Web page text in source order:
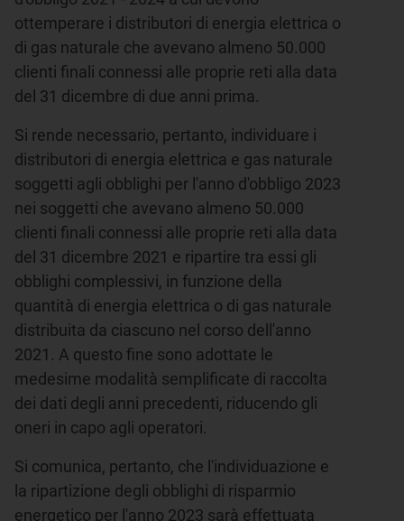
ottemperare i distributori di energia elettrica o
di gas naturale che avevano almeno 50.000
clienti finali connessi alle proprie reti alla data
del 31 dicembre di due anni prima.
Si rende necessario, pertanto, individuare i
distributori di energia elettrica e gas naturale
soggetti agli obblighi per l'anno d'obbligo 2023
nei soggetti che avevano almeno 50.000
clienti finali connessi alle proprie reti alla data
del 31 dicembre 2021 e ripartire tra essi gli
obblighi complessivi, in funzione della
quantità di energia elettrica o di gas naturale
distribuita da ciascuno nel corso dell'anno
2021. A questo fine sono adottate le
medesime modalità semplificate di raccolta
dei dati degli anni precedenti, riducendo gli
oneri in capo agli operatori.
Si comunica, pertanto, che l'individuazione e
la ripartizione degli obblighi di risparmio
energetico per l'anno 2023 sarà effettuata